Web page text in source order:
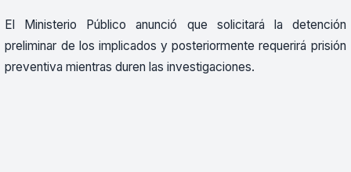
El Ministerio Público anunció que solicitará la detención
preliminar de los implicados y posteriormente requerirá prisión
preventiva mientras duren las investigaciones.